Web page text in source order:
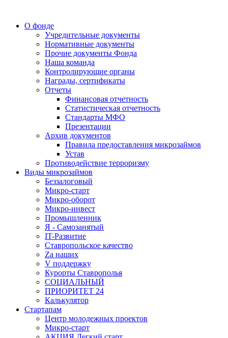
О фонде
Учредительные документы
Нормативные документы
Прочие документы Фонда
Наша команда
Контролирующие органы
Награды, сертификаты
Отчеты
Финансовая отчетность
Статистическая отчетность
Стандарты МФО
Презентации
Архив документов
Правила предоставления микрозаймов
Устав
Противодействие терроризму
Виды микрозаймов
Беззалоговый
Микро-старт
Микро-оборот
Микро-инвест
Промышленник
Я - Самозанятый
IT-Развитие
Ставропольское качество
Za наших
V поддержку
Курорты Ставрополья
СОЦИАЛЬНЫЙ
ПРИОРИТЕТ 24
Калькулятор
Стартапам
Центр молодежных проектов
Микро-старт